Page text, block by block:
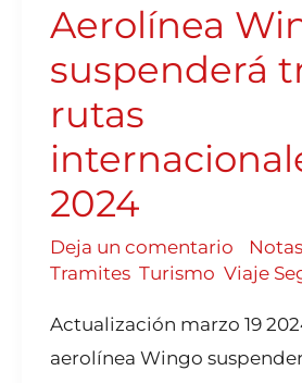
Aerolínea
suspenderá
rutas
2024
Deja un comentario
Tramites, Turismo Viaje
Actualización marzo 19
aerolínea Wingo